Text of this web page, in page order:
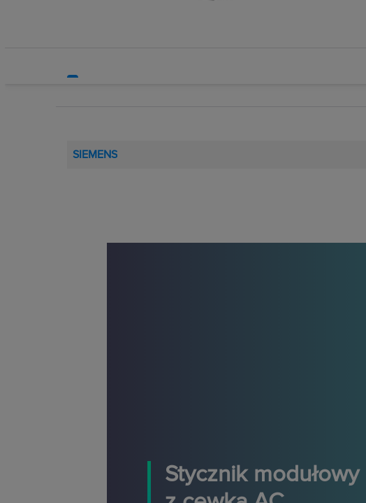
SIEMENS
Stycznik modułowy